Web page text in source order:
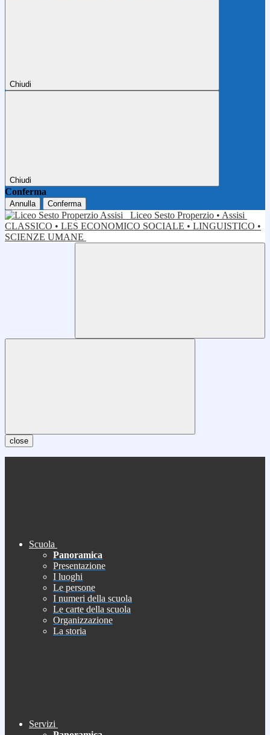
Chiudi
Chiudi
Conferma
Annulla Conferma
Liceo Sesto Properzio • Assisi
CLASSICO • LES ECONOMICO SOCIALE • LINGUISTICO •
SCIENZE UMANE
close
Scuola
Panoramica
Presentazione
I luoghi
Le persone
I numeri della scuola
Le carte della scuola
Organizzazione
La storia
Servizi